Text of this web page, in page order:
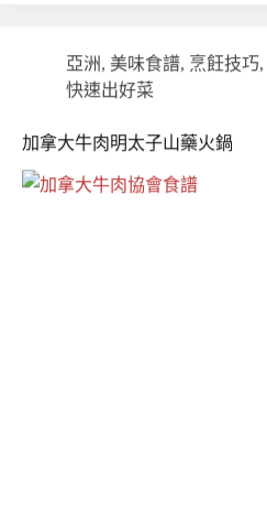
亞洲, 美味食譜, 烹飪技巧,
快速出好菜
加拿大牛肉明太子山藥火鍋